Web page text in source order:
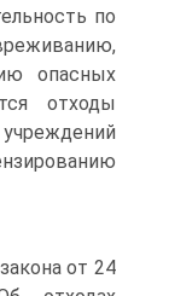
по
опасных
отходы
от 24